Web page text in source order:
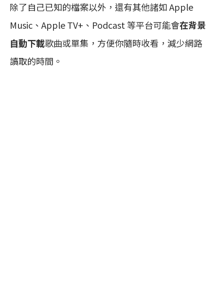
除了自己已知的檔案以外，還有其他諸如 Apple
Music、Apple TV+、Podcast 等平台可能會在背景
自動下載歌曲或單集，方便你隨時收看，減少網路
讀取的時間。